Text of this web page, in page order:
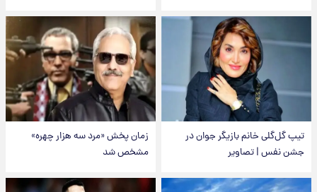
تیپ گل‌گلی خانم بازیگر جوان در
جشن نفس | تصاویر
زمان پخش «مرد سه هزار چهره»
مشخص شد